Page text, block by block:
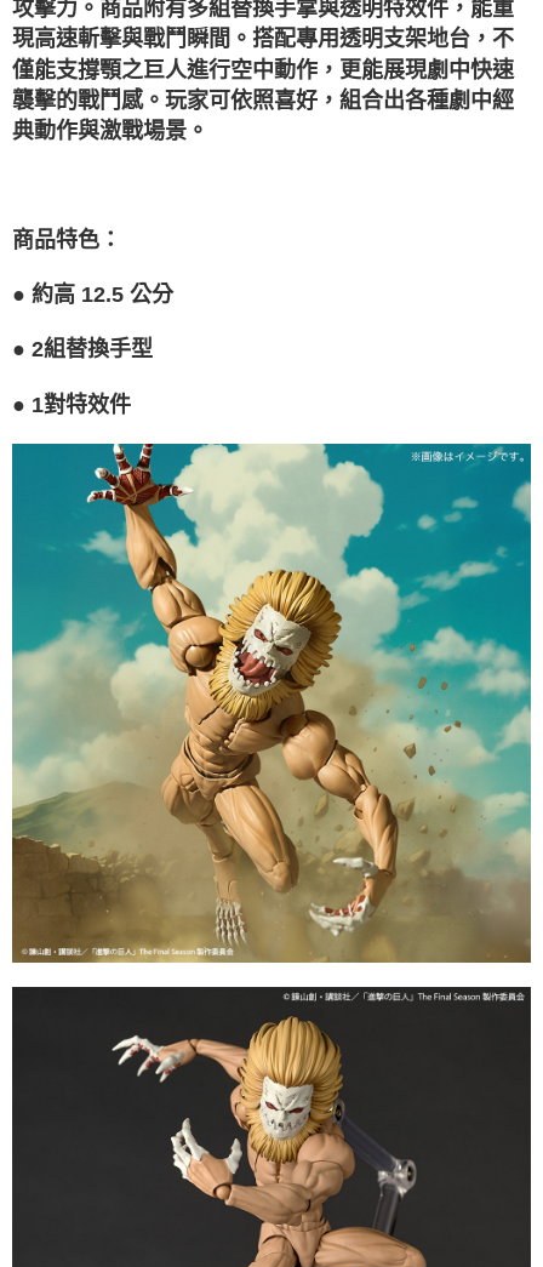
攻擊力。商品附有多組替換手掌與透明特效件，能重
現高速斬擊與戰鬥瞬間。搭配專用透明支架地台，不
僅能支撐顎之巨人進行空中動作，更能展現劇中快速
襲擊的戰鬥感。玩家可依照喜好，組合出各種劇中經
典動作與激戰場景。
商品特色 ：
● 約高 12.5 公分
● 2組替換手型
● 1對特效件